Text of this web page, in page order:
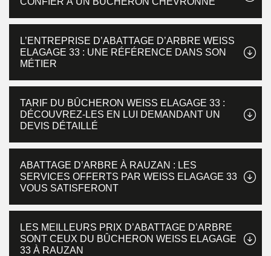
L’ENTREPRISE D’ABATTAGE D’ARBRE WEISS
ELAGAGE 33 : UNE RÉFÉRENCE DANS SON
MÉTIER
TARIF DU BÛCHERON WEISS ELAGAGE 33 :
DÉCOUVREZ-LES EN LUI DEMANDANT UN
DEVIS DÉTAILLÉ
ABATTAGE D’ARBRE À RAUZAN : LES
SERVICES OFFERTS PAR WEISS ELAGAGE 33
VOUS SATISFERONT
LES MEILLEURS PRIX D’ABATTAGE D’ARBRE
SONT CEUX DU BÛCHERON WEISS ELAGAGE
33 À RAUZAN